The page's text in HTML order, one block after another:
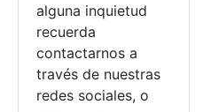
alguna inquietud
recuerda
contactarnos a
través de nuestras
redes sociales, o